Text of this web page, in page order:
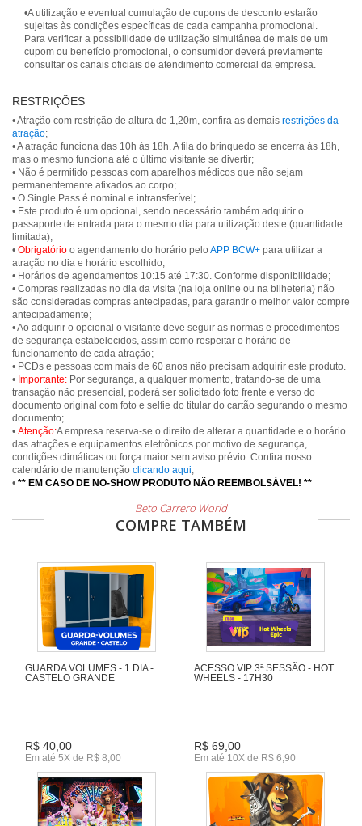
•A utilização e eventual cumulação de cupons de desconto estarão
sujeitas às condições específicas de cada campanha promocional.
Para verificar a possibilidade de utilização simultânea de mais de um
cupom ou benefício promocional, o consumidor deverá previamente
consultar os canais oficiais de atendimento comercial da empresa.
RESTRIÇÕES
• Atração com restrição de altura de 1,20m, confira as demais restrições da
atração;
• A atração funciona das 10h às 18h. A fila do brinquedo se encerra às 18h,
mas o mesmo funciona até o último visitante se divertir;
• Não é permitido pessoas com aparelhos médicos que não sejam
permanentemente afixados ao corpo;
• O Single Pass é nominal e intransferível;
• Este produto é um opcional, sendo necessário também adquirir o
passaporte de entrada para o mesmo dia para utilização deste (quantidade
limitada);
• Obrigatório o agendamento do horário pelo APP BCW+ para utilizar a
atração no dia e horário escolhido;
• Horários de agendamentos 10:15 até 17:30. Conforme disponibilidade;
• Compras realizadas no dia da visita (na loja online ou na bilheteria) não
são consideradas compras antecipadas, para garantir o melhor valor compre
antecipadamente;
• Ao adquirir o opcional o visitante deve seguir as normas e procedimentos
de segurança estabelecidos, assim como respeitar o horário de
funcionamento de cada atração;
• PCDs e pessoas com mais de 60 anos não precisam adquirir este produto.
• Importante: Por segurança, a qualquer momento, tratando-se de uma
transação não presencial, poderá ser solicitado foto frente e verso do
documento original com foto e selfie do titular do cartão segurando o mesmo
documento;
• Atenção:A empresa reserva-se o direito de alterar a quantidade e o horário
das atrações e equipamentos eletrônicos por motivo de segurança,
condições climáticas ou força maior sem aviso prévio. Confira nosso
calendário de manutenção clicando aqui;
• ** EM CASO DE NO-SHOW PRODUTO NÃO REEMBOLSÁVEL! **
Beto Carrero World
COMPRE TAMBÉM
GUARDA VOLUMES - 1 DIA -
CASTELO GRANDE
R$ 40,00
Em até 5X de R$ 8,00
ACESSO VIP 3ª SESSÃO - HOT
WHEELS - 17H30
R$ 69,00
Em até 10X de R$ 6,90